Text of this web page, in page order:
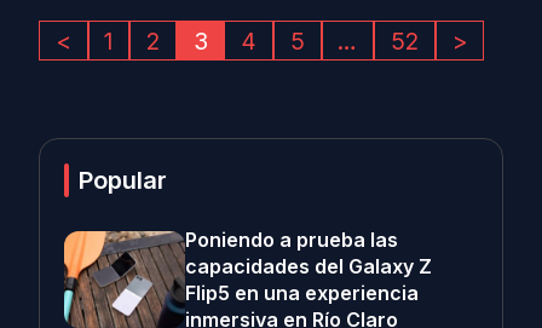
< 1 2 3 4 5 … 52 >
Popular
Poniendo a prueba las
capacidades del Galaxy Z
Flip5 en una experiencia
inmersiva en Río Claro